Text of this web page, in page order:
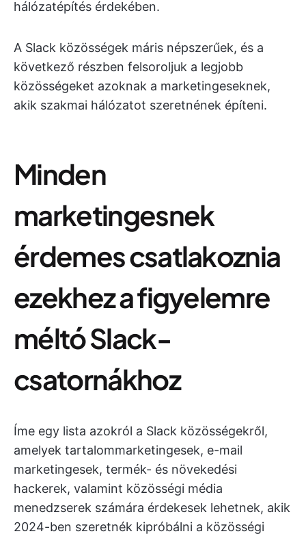
hálózatépítés érdekében.
A Slack közösségek máris népszerűek, és a
következő részben felsoroljuk a legjobb
közösségeket azoknak a marketingeseknek,
akik szakmai hálózatot szeretnének építeni.
Minden
marketingesnek
érdemes csatlakoznia
ezekhez a figyelemre
méltó Slack-
csatornákhoz
Íme egy lista azokról a Slack közösségekről,
amelyek tartalommarketingesek, e-mail
marketingesek, termék- és növekedési
hackerek, valamint közösségi média
menedzserek számára érdekesek lehetnek, akik
2024-ben szeretnék kipróbálni a közösségi